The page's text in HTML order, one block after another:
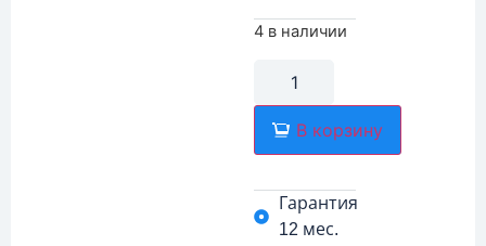
4 в наличии
В корзину
Гарантия
12 мес.